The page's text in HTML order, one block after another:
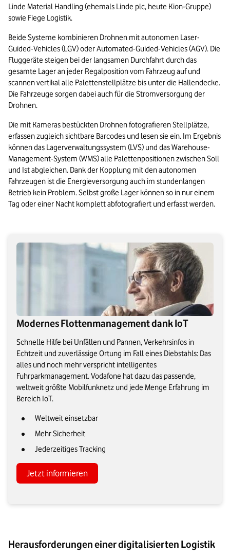
Linde Material Handling (ehemals Linde plc, heute Kion-Gruppe)
sowie Fiege Logistik.
Beide Systeme kombinieren Drohnen mit autonomen Laser-
Guided-Vehicles (LGV) oder Automated-Guided-Vehicles (AGV). Die
Fluggeräte steigen bei der langsamen Durchfahrt durch das
gesamte Lager an jeder Regalposition vom Fahrzeug auf und
scannen vertikal alle Palettenstellplätze bis unter die Hallendecke.
Die Fahrzeuge sorgen dabei auch für die Stromversorgung der
Drohnen.
Die mit Kameras bestückten Drohnen fotografieren Stellplätze,
erfassen zugleich sichtbare Barcodes und lesen sie ein. Im Ergebnis
können das Lagerverwaltungssystem (LVS) und das Warehouse-
Management-System (WMS) alle Palettenpositionen zwischen Soll
und Ist abgleichen. Dank der Kopplung mit den autonomen
Fahrzeugen ist die Energieversorgung auch im stundenlangen
Betrieb kein Problem. Selbst große Lager können so in nur einem
Tag oder einer Nacht komplett abfotografiert und erfasst werden.
Modernes Flottenmanagement dank IoT
Schnelle Hilfe bei Unfällen und Pannen, Verkehrsinfos in
Echtzeit und zuverlässige Ortung im Fall eines Diebstahls: Das
alles und noch mehr verspricht intelligentes
Fuhrparkmanagement. Vodafone hat dazu das passende,
weltweit größte Mobilfunknetz und jede Menge Erfahrung im
Bereich IoT.
Weltweit einsetzbar
Mehr Sicherheit
Jederzeitiges Tracking
Jetzt informieren
Herausforderungen einer digitalisierten Logistik